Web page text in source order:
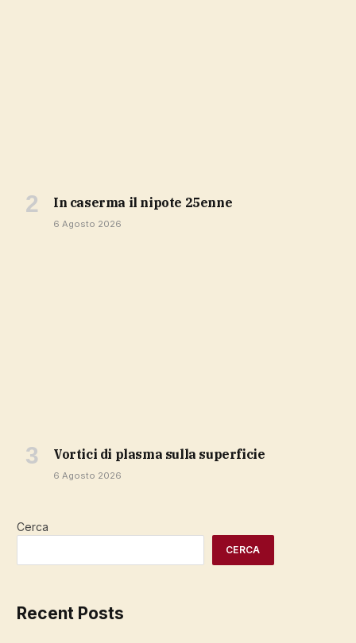
in caserma il nipote 25enne
6 Agosto 2026
vortici di plasma sulla superficie
6 Agosto 2026
Cerca
CERCA
Recent Posts